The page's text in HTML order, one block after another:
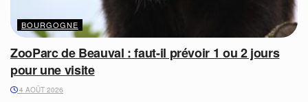
BOURGOGNE
ZooParc de Beauval : faut-il prévoir 1 ou 2 jours
pour une visite
4 AOÛT 2026